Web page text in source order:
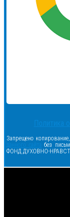
Политика
Запрещено
данного сайта без
ФОНД ДУХОВНО-